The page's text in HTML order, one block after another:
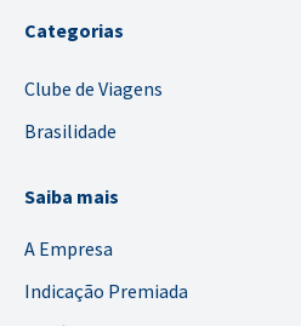
Categorias
Clube de Viagens
Brasilidade
Saiba mais
A Empresa
Indicação Premiada